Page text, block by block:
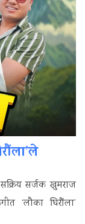
सर्जक खुमराज
‘लौका घिरौंला’